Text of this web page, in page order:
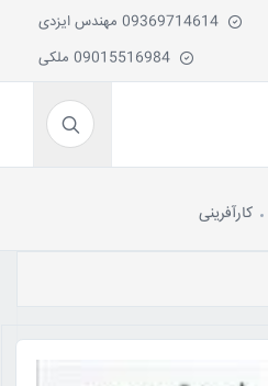
کارآفرینی